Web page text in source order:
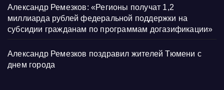
Александр Ремезков: «Регионы получат 1,2
миллиарда рублей федеральной поддержки на
субсидии гражданам по программам догазификации»
Александр Ремезков поздравил жителей Тюмени с
днем города